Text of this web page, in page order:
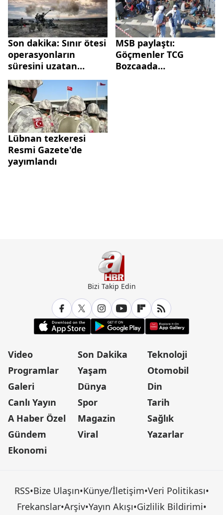
Son dakika: Sınır ötesi
operasyonların
süresini uzatan
tezkereler TBMM'ye
sunuldu
MSB paylaştı:
Göçmenler TCG
Bozcaada
Lübnan tezkeresi
Resmi Gazete'de
yayımlandı
Bizi Takip Edin
Video
Programlar
Galeri
Canlı Yayın
A Haber Özel
Gündem
Ekonomi
Son Dakika
Yaşam
Dünya
Spor
Magazin
Viral
Teknoloji
Otomobil
Din
Tarih
Sağlık
Yazarlar
RSS•Bize Ulaşın•Künye/İletişim•Veri Politikası•
Frekanslar•Arşiv•Yayın Akışı•Gizlilik Bildirimi•